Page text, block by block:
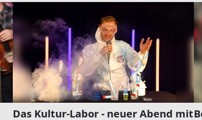
Das Kultur-Labor - neuer Abend mit